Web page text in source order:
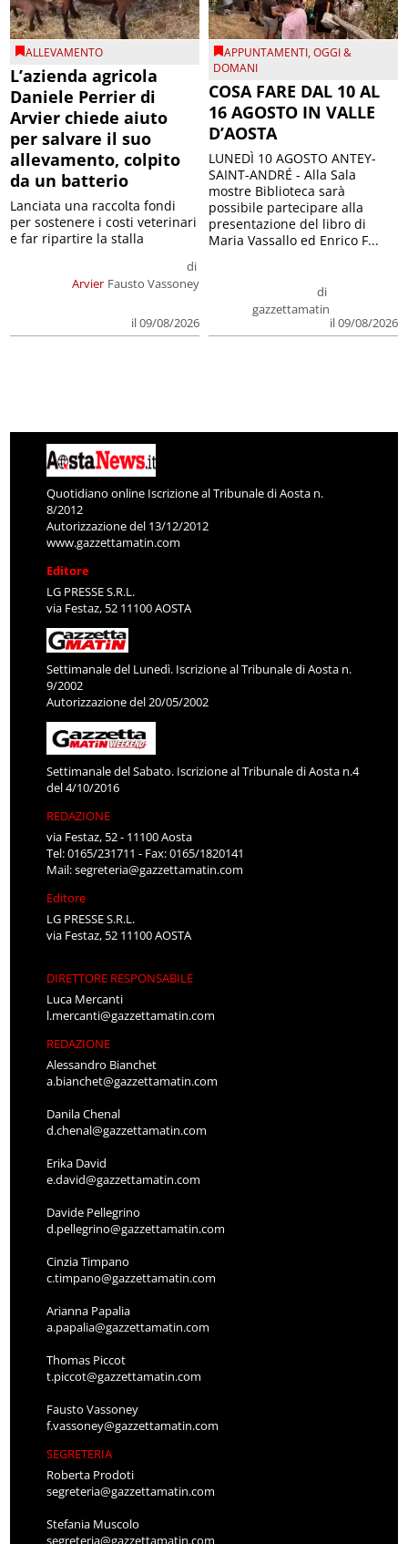
ALLEVAMENTO
L’azienda agricola
Daniele Perrier di
Arvier chiede aiuto
per salvare il suo
allevamento, colpito
da un batterio
Arvier
di
Fausto Vassoney
il 09/08/2026
Lanciata una raccolta fondi
per sostenere i costi veterinari
e far ripartire la stalla
APPUNTAMENTI,OGGI &
DOMANI
COSA FARE DAL 10 AL
16 AGOSTO IN VALLE
D’AOSTA
di
gazzettamatin
il 09/08/2026
LUNEDÌ 10 AGOSTO ANTEY-
SAINT-ANDRÉ - Alla Sala
mostre Biblioteca sarà
possibile partecipare alla
presentazione del libro di
Maria Vassallo ed Enrico F...
Quotidiano online Iscrizione al Tribunale di Aosta n.
8/2012
Autorizzazione del 13/12/2012
www.gazzettamatin.com
Editore
LG PRESSE S.R.L.
via Festaz, 52 11100 AOSTA
Settimanale del Lunedì. Iscrizione al Tribunale di Aosta n.
9/2002
Autorizzazione del 20/05/2002
Settimanale del Sabato. Iscrizione al Tribunale di Aosta n.4
del 4/10/2016
REDAZIONE
via Festaz, 52 - 11100 Aosta
Tel: 0165/231711 - Fax: 0165/1820141
Mail:segreteria@gazzettamatin.com
Editore
LG PRESSE S.R.L.
via Festaz, 52 11100 AOSTA
DIRETTORE RESPONSABILE
Luca Mercanti
l.mercanti@gazzettamatin.com
REDAZIONE
Alessandro Bianchet
a.bianchet@gazzettamatin.com
Danila Chenal
d.chenal@gazzettamatin.com
Erika David
e.david@gazzettamatin.com
Davide Pellegrino
d.pellegrino@gazzettamatin.com
Cinzia Timpano
c.timpano@gazzettamatin.com
Arianna Papalia
a.papalia@gazzettamatin.com
Thomas Piccot
t.piccot@gazzettamatin.com
Fausto Vassoney
f.vassoney@gazzettamatin.com
SEGRETERIA
Roberta Prodoti
segreteria@gazzettamatin.com
Stefania Muscolo
segreteria@gazzettamatin.com